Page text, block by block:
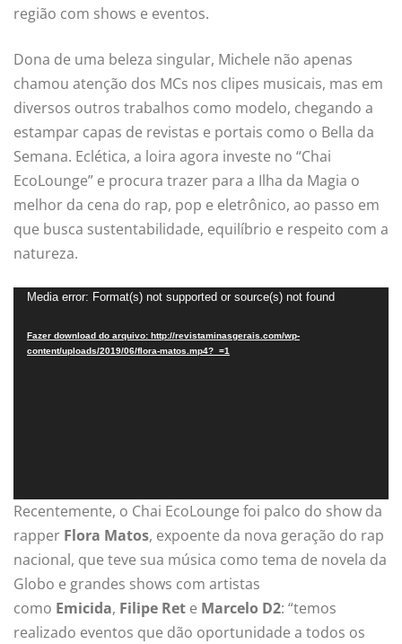
região com shows e eventos.
Dona de uma beleza singular, Michele não apenas
chamou atenção dos MCs nos clipes musicais, mas em
diversos outros trabalhos como modelo, chegando a
estampar capas de revistas e portais como o Bella da
Semana. Eclética, a loira agora investe no “Chai
EcoLounge” e procura trazer para a Ilha da Magia o
melhor da cena do rap, pop e eletrônico, ao passo em
que busca sustentabilidade, equilíbrio e respeito com a
natureza.
v
í
d
e
o
Media error: Format(s) not supported or source(s) not found
Fazer download do arquivo: http://revistaminasgerais.com/wp-
content/uploads/2019/06/flora-matos.mp4?_=1
Recentemente, o Chai EcoLounge foi palco do show da
rapper Flora Matos, expoente da nova geração do rap
nacional, que teve sua música como tema de novela da
Globo e grandes shows com artistas
como Emicida, Filipe Ret e Marcelo D2: “temos
realizado eventos que dão oportunidade a todos os